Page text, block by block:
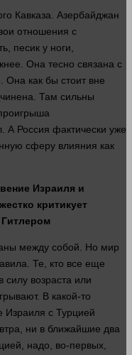
Кавказа. Азербайджан
отношения с
, песик у ноги
Она тесно связана с
как бы стоит вне
Там сильны
. А Россия фактически уже
сферу влияния как
Израиля и
критикует
Гитлером
между собой. Но мир
Те, кто все еще
возраста или
В какой-то
Израиля с Турцией
, ни в ближайшие два
надо, во-первых,